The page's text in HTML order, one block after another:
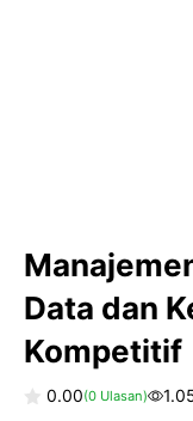
Data dan
Kompetitif
0.00(0Ulasan)